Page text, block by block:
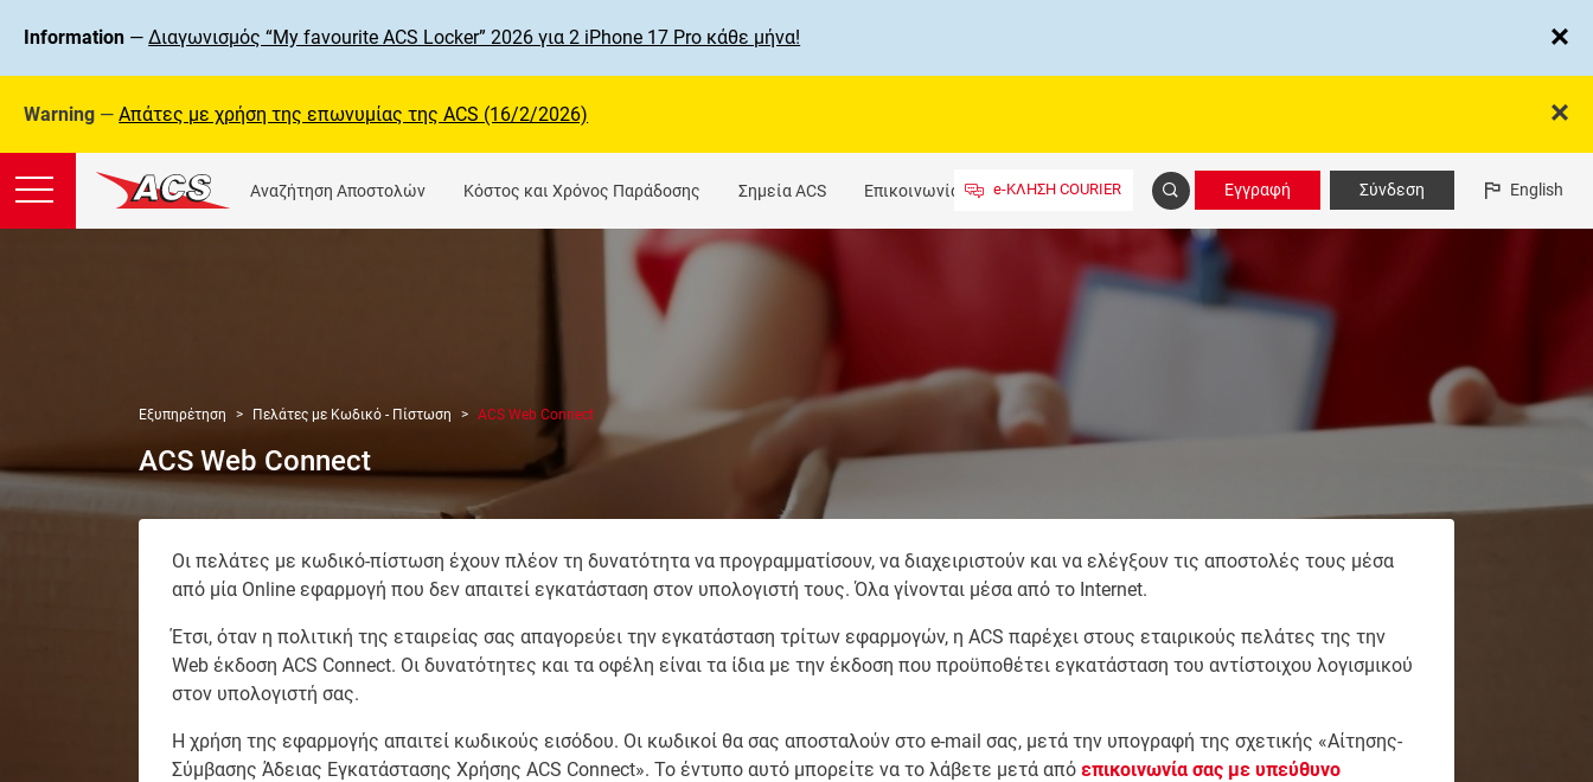
Information —Διαγωνισμός “My favourite ACS Locker” 2026 για 2 iPhone 17 Pro κάθε μήνα!
Warning —Απάτες με χρήση της επωνυμίας της ΑCS (16/2/2026)
Αναζήτηση Αποστολών Κόστος και Χρόνος Παράδοσης Σημεία ACS Επικοινωνία e-ΚΛΗΣΗ COURIER Εγγραφή Σύνδεση English
Εξυπηρέτηση Πελάτες με Κωδικό - Πίστωση ACS Web Connect
ACS Web Connect
Οι πελάτες με κωδικό-πίστωση έχουν πλέον τη δυνατότητα να προγραμματίσουν, να διαχειριστούν και να ελέγξουν τις αποστολές τους μέσα
από μία Online εφαρμογή που δεν απαιτεί εγκατάσταση στον υπολογιστή τους. Όλα γίνονται μέσα από το Internet.
Έτσι, όταν η πολιτική της εταιρείας σας απαγορεύει την εγκατάσταση τρίτων εφαρμογών, η ACS παρέχει στους εταιρικούς πελάτες της την
Web έκδοση ACS Connect. Οι δυνατότητες και τα οφέλη είναι τα ίδια με την έκδοση που προϋποθέτει εγκατάσταση του αντίστοιχου λογισμικού
στον υπολογιστή σας.
Η χρήση της εφαρμογής απαιτεί κωδικούς εισόδου. Οι κωδικοί θα σας αποσταλούν στο e-mail σας, μετά την υπογραφή της σχετικής «Αίτησης-
Σύμβασης Άδειας Εγκατάστασης Χρήσης ACS Connect». Το έντυπο αυτό μπορείτε να το λάβετε μετά από επικοινωνία σας με υπεύθυνο